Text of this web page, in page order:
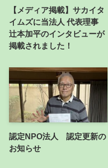
【メディア掲載】サカイタ
イムズに当法人 代表理事
辻本加平のインタビューが
掲載されました！
認定NPO法人 認定更新の
お知らせ